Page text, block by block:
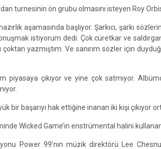
turnesinin ön grubu olmasını isteyen Roy
aşamasında başlıyor. Şarkıcı, şarkı
istiyorum dedi. Çok cüretkar ve
yazmıştım. Ve sanırım sözler için
piyasaya çıkıyor ve yine çok satmıyor.
bir başarıyı hak ettiğine inanan iki kişi çıkıyor
Wicked Game’in enstrümental halini
Power 99’nın müzik direktörü Lee